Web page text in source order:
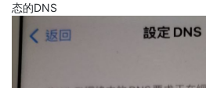
态的DNS